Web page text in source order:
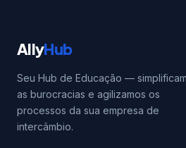
AllyHub
Seu Hub de Educação —
as burocracias e agilizamos os
processos da sua empresa de
intercâmbio.